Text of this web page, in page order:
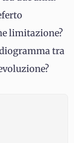
limitazione?
tra